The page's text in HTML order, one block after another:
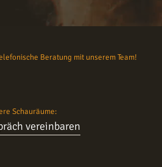
Beratung mit unserem Team!
Schauräume:
vereinbaren